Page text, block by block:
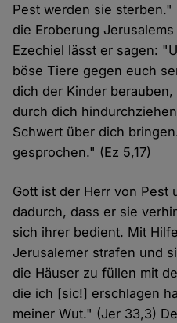
Pest werden sie
die Eroberung
Ezechiel lässt er sagen:
böse Tiere gegen euch
dich der Kinder
durch dich
Schwert über dich
gesprochen." (Ez 5,17)
Gott ist der Herr von Pest
dadurch, dass er sie
sich ihrer bedient. Mit
Jerusalemer strafen und
die Häuser zu füllen mit
die ich [sic!] erschlagen
meiner Wut." (Jer 33,3)